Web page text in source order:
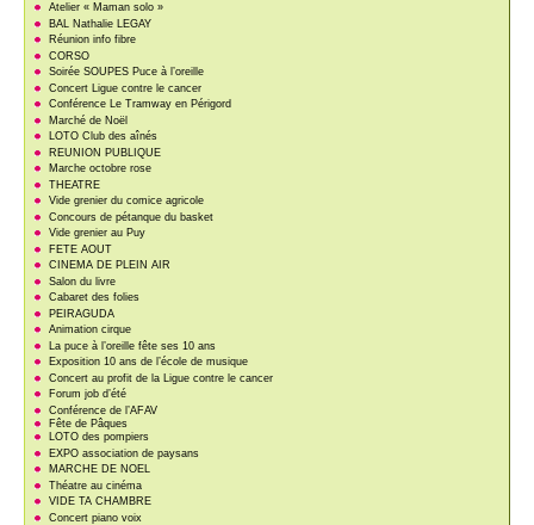
Atelier « Maman solo »
BAL Nathalie LEGAY
Réunion info fibre
CORSO
Soirée SOUPES Puce à l’oreille
Concert Ligue contre le cancer
Conférence Le Tramway en Périgord
Marché de Noël
LOTO Club des aînés
REUNION PUBLIQUE
Marche octobre rose
THEATRE
Vide grenier du comice agricole
Concours de pétanque du basket
Vide grenier au Puy
FETE AOUT
CINEMA DE PLEIN AIR
Salon du livre
Cabaret des folies
PEIRAGUDA
Animation cirque
La puce à l’oreille fête ses 10 ans
Exposition 10 ans de l’école de musique
Concert au profit de la Ligue contre le cancer
Forum job d’été
Conférence de l’AFAV
Fête de Pâques
LOTO des pompiers
EXPO association de paysans
MARCHE DE NOEL
Théatre au cinéma
VIDE TA CHAMBRE
Concert piano voix